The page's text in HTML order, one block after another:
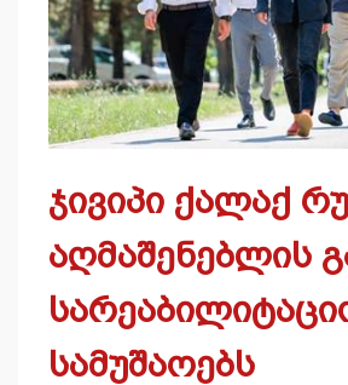
ჯივიპი ქალაქ
აღმაშენებლის
სამუშაოებს